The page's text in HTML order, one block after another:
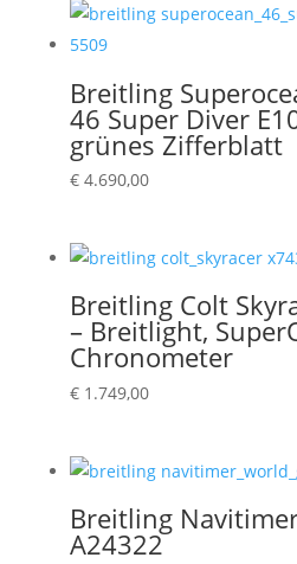
Breitling
46 Super Diver
grünes Zifferblatt
€4.690,00
Breitling Colt
– Breitlight,
Chronometer
€1.749,00
Breitling
A24322